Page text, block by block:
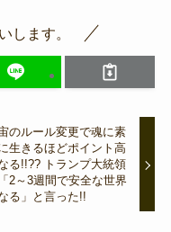
します。
のルール変更で魂に素
生きるほどポイント高
る!!?? トランプ大統領
2～3週間で安全な世界
る」と言った!!